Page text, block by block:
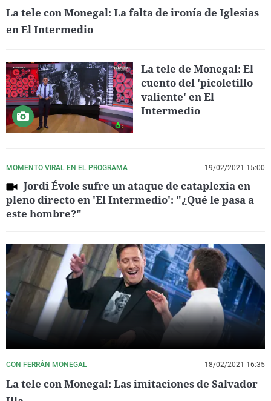
La tele con Monegal: La falta de ironía de Iglesias
en El Intermedio
La tele de Monegal: El
cuento del 'picoletillo
valiente' en El
Intermedio
MOMENTO VIRAL EN EL PROGRAMA 19/02/2021 15:00
Jordi Évole sufre un ataque de cataplexia en
pleno directo en 'El Intermedio': "¿Qué le pasa a
este hombre?"
CON FERRÁN MONEGAL 18/02/2021 16:35
La tele con Monegal: Las imitaciones de Salvador